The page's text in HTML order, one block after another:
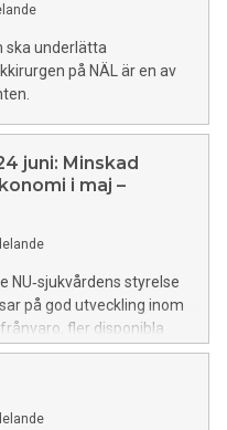
ska underlätta
på NÄL är en av
juni: Minskad
i maj –
NU‑sjukvårdens styrelse
på god utveckling inom
fler disponibla
ekonomin. Samtidigt är